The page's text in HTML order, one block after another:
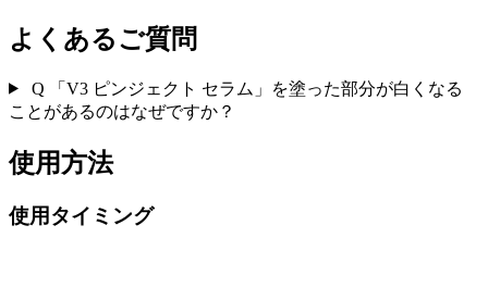
よくあるご質問
Q
「V3 ピンジェクト セラム」を塗った部分が白くなる
ことがあるのはなぜですか？
使用方法
使用タイミング